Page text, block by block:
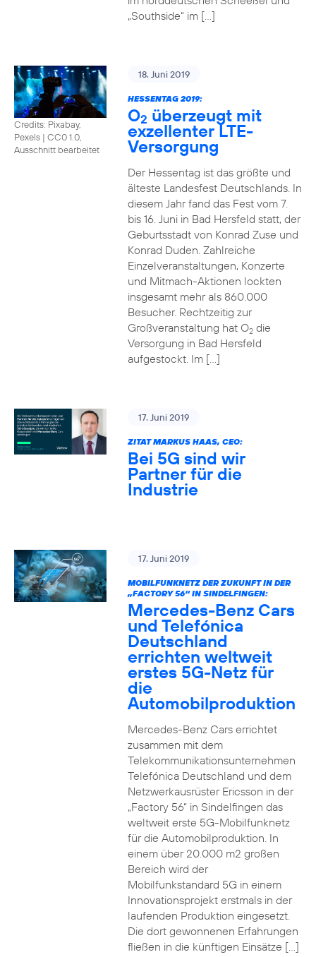
„Southside“ im […]
Credits: Pixabay,
Pexels | CC0 1.0,
Ausschnitt bearbeitet
18. Juni 2019
HESSENTAG 2019:
O2 überzeugt mit
exzellenter LTE-
Versorgung
Der Hessentag ist das größte und
älteste Landesfest Deutschlands. In
diesem Jahr fand das Fest vom 7.
bis 16. Juni in Bad Hersfeld statt, der
Geburtsstadt von Konrad Zuse und
Konrad Duden. Zahlreiche
Einzelveranstaltungen, Konzerte
und Mitmach-Aktionen lockten
insgesamt mehr als 860.000
Besucher. Rechtzeitig zur
Großveranstaltung hat O2die
Versorgung in Bad Hersfeld
aufgestockt. Im […]
17. Juni 2019
ZITAT MARKUS HAAS, CEO:
Bei 5G sind wir
Partner für die
Industrie
17. Juni 2019
MOBILFUNKNETZ DER ZUKUNFT IN DER
„FACTORY 56“ IN SINDELFINGEN:
Mercedes-Benz Cars
und Telefónica
Deutschland
errichten weltweit
erstes 5G-Netz für
die
Automobilproduktion
Mercedes-Benz Cars errichtet
zusammen mit dem
Telekommunikationsunternehmen
Telefónica Deutschland und dem
Netzwerkausrüster Ericsson in der
„Factory 56“ in Sindelfingen das
weltweit erste 5G-Mobilfunknetz
für die Automobilproduktion. In
einem über 20.000 m2 großen
Bereich wird der
Mobilfunkstandard 5G in einem
Innovationsprojekt erstmals in der
laufenden Produktion eingesetzt.
Die dort gewonnenen Erfahrungen
fließen in die künftigen Einsätze […]